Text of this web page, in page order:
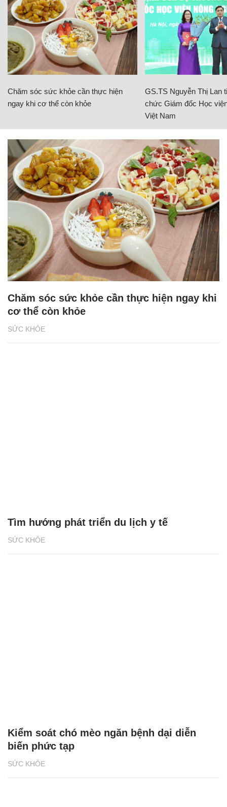
Chăm sóc sức khỏe cần thực hiện
ngay khi cơ thể còn khỏe
GS.TS Nguyễn Thị Lan
chức Giám đốc Học
Việt Nam
SỨC KHỎE
Chăm sóc sức khỏe cần thực hiện ngay khi
cơ thể còn khỏe
SỨC KHỎE
Tìm hướng phát triển du lịch y tế
SỨC KHỎE
Kiểm soát chó mèo ngăn bệnh dại diễn
biến phức tạp